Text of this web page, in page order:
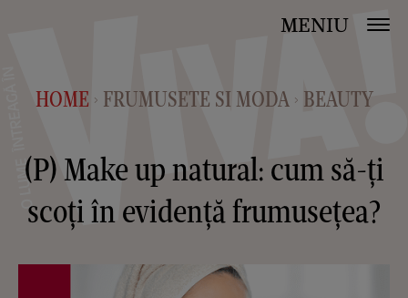
MENIU
HOME > FRUMUSETE SI MODA > BEAUTY
(P) Make up natural: cum să-ți
scoți în evidență frumusețea?